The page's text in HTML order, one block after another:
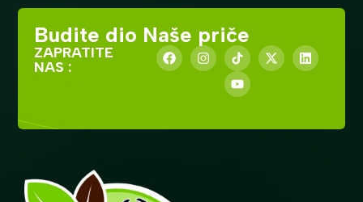
Budite dio Naše priče
ZAPRATITE
NAS :